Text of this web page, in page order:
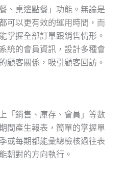
、桌邊點餐」功能。無論是
可以更有效的運用時間，而
掌握全部訂單跟銷售情形。
統的會員資訊，設計多種會
顧客關係，吸引顧客回訪。
「銷售、庫存、會員」等數
間產生報表，簡單的掌握單
或每期都能彙總檢核過往表
朝對的方向執行。